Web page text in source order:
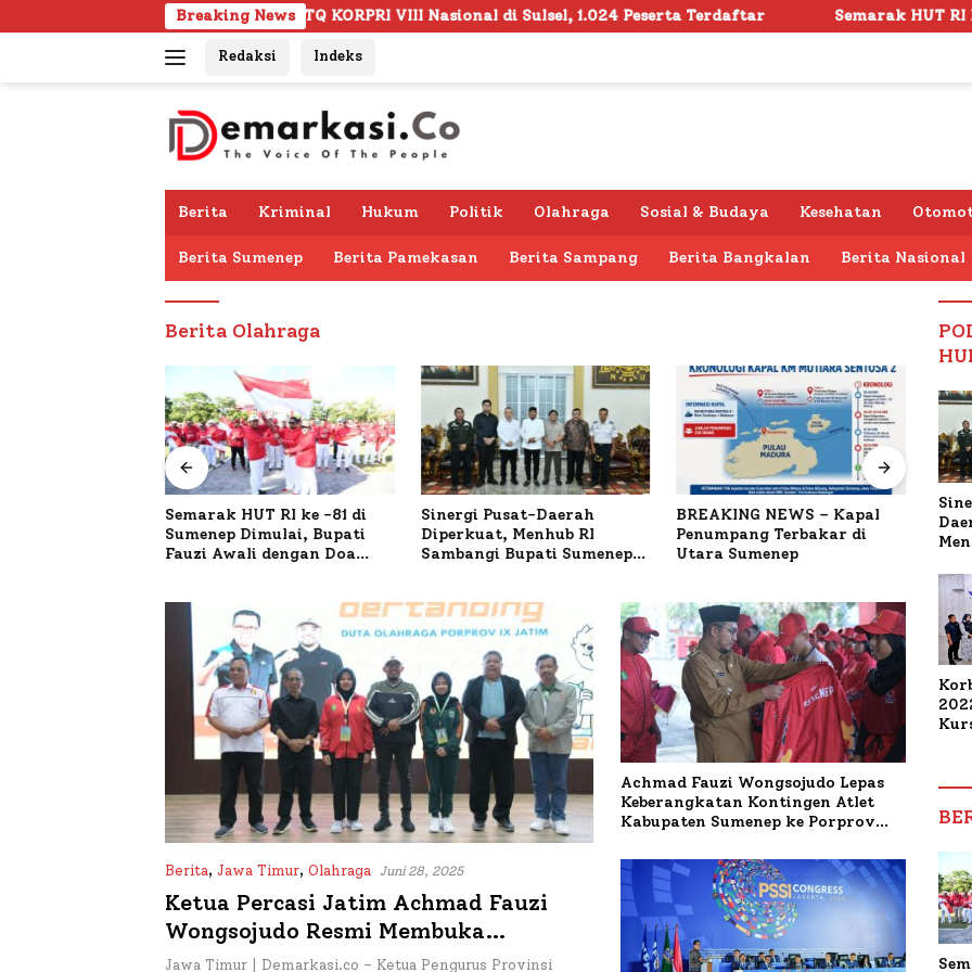
ke
Breaking News
Siap Ramaikan MTQ KORPRI VIII Nasional di Sulsel, 1.024 Peserta Terdaftar Semarak HUT RI ke -81 di
Redaksi Indeks
Berita Kriminal Hukum Politik Olahraga Sosial & Budaya Kesehatan
Berita Sumenep Berita Pamekasan Berita Sampang Berita Bangkalan Berita Nasional
Berita Olahraga
Semarak HUT RI ke -81 di
Sumenep Dimulai, Bupati
Fauzi Awali dengan Doa
Sinergi Pusat-Daerah
Diperkuat, Menhub RI
Sambangi Bupati Sumenep
BREAKING NEWS – Kapal
Penumpang Terbakar di
Utara Sumenep
Berita, Jawa Timur, Olahraga Juni 28, 2025
Ketua Percasi Jatim Achmad Fauzi
Wongsojudo Resmi Membuka
Pertandingan Catur di Porprov 2025
Jawa Timur | Demarkasi.co – Ketua Pengurus Provinsi
Achmad Fauzi Wongsojudo Lepas
Keberangkatan Kontingen Atlet
Kabupaten Sumenep ke Porprov